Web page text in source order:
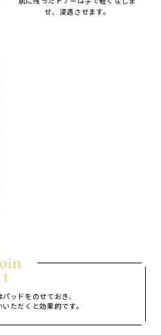
せ、浸透させます。
t
ッドをのせておき、
ただくと効果的です。